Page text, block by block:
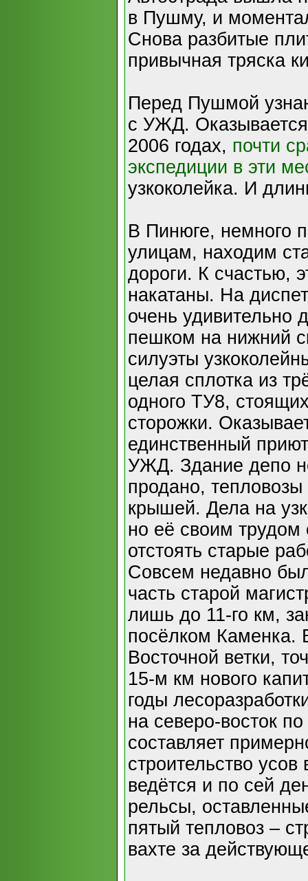
в Пушму, и
Снова разбитые
привычная тряска
Перед Пушмой
с УЖД.
2006 годах, почти
экспедиции в эти
узкоколейка. И
В Пинюге, немного
улицам, находим
дороги. К счастью,
накатаны. На
очень удивительно
пешком на нижний
силуэты
целая сплотка из
одного ТУ8,
сторожки.
единственный
УЖД. Здание депо
продано,
крышей. Дела на
но её своим трудом
отстоять старые
Совсем недавно
часть старой
лишь до 11-го км,
посёлком Каменка.
Восточной ветки,
15-м км нового
годы
на северо-восток
составляет
строительство
ведётся и по сей
рельсы,
пятый тепловоз –
вахте за